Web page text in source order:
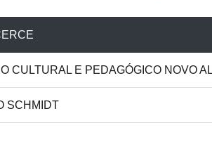
CULTURAL E PEDAGÓGICO NOVO
SCHMIDT